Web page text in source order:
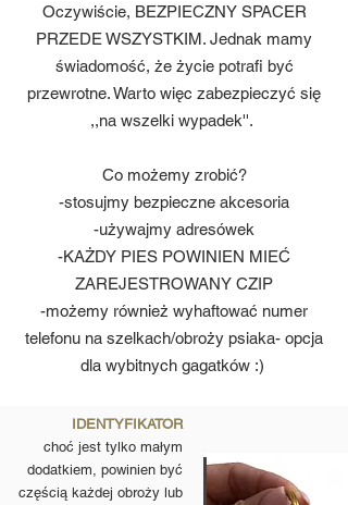
Oczywiście, BEZPIECZNY SPACER
PRZEDE WSZYSTKIM. Jednak mamy
świadomość, że życie potrafi być
przewrotne. Warto więc zabezpieczyć się
,,na wszelki wypadek''.
Co możemy zrobić?
-stosujmy bezpieczne akcesoria
-używajmy adresówek
-KAŻDY PIES POWINIEN MIEĆ
ZAREJESTROWANY CZIP
-możemy również wyhaftować numer
telefonu na szelkach/obroży psiaka- opcja
dla wybitnych gagatków :)
IDENTYFIKATOR
choć jest tylko małym
dodatkiem, powinien być
częścią każdej obroży lub